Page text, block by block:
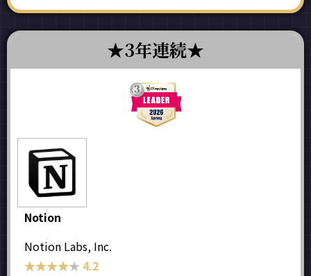
3年連続
Notion
Notion Labs, Inc.
★★★★★
★★★★★ 4.2